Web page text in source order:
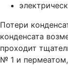
Потери
конденсата
проходит
№ 1 и